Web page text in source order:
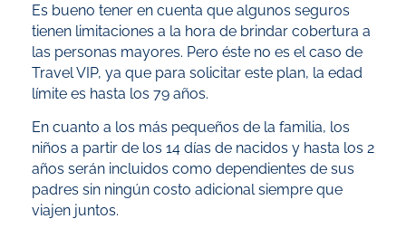
Es bueno tener en cuenta que algunos seguros
tienen limitaciones a la hora de brindar cobertura a
las personas mayores. Pero éste no es el caso de
Travel VIP, ya que para solicitar este plan, la edad
límite es hasta los 79 años.
En cuanto a los más pequeños de la familia, los
niños a partir de los 14 días de nacidos y hasta los 2
años serán incluidos como dependientes de sus
padres sin ningún costo adicional siempre que
viajen juntos.